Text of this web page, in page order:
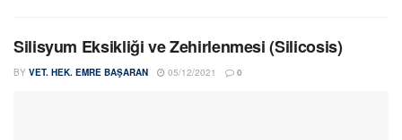
Silisyum Eksikliği ve Zehirlenmesi (Silicosis)
BY VET. HEK. EMRE BAŞARAN 05/12/2021 0